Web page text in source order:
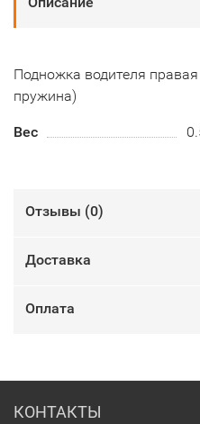
Подножка водителя
пружина)
Вес
Отзывы (0)
Доставка
Оплата
КОНТАКТЫ